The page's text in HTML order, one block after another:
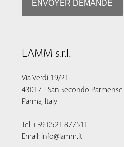
LAMM s.r.l.
Via Verdi 19/21
43017 - San Secondo Parmense
Parma, Italy
Tel +39 0521 877511
Email: info@lamm.it